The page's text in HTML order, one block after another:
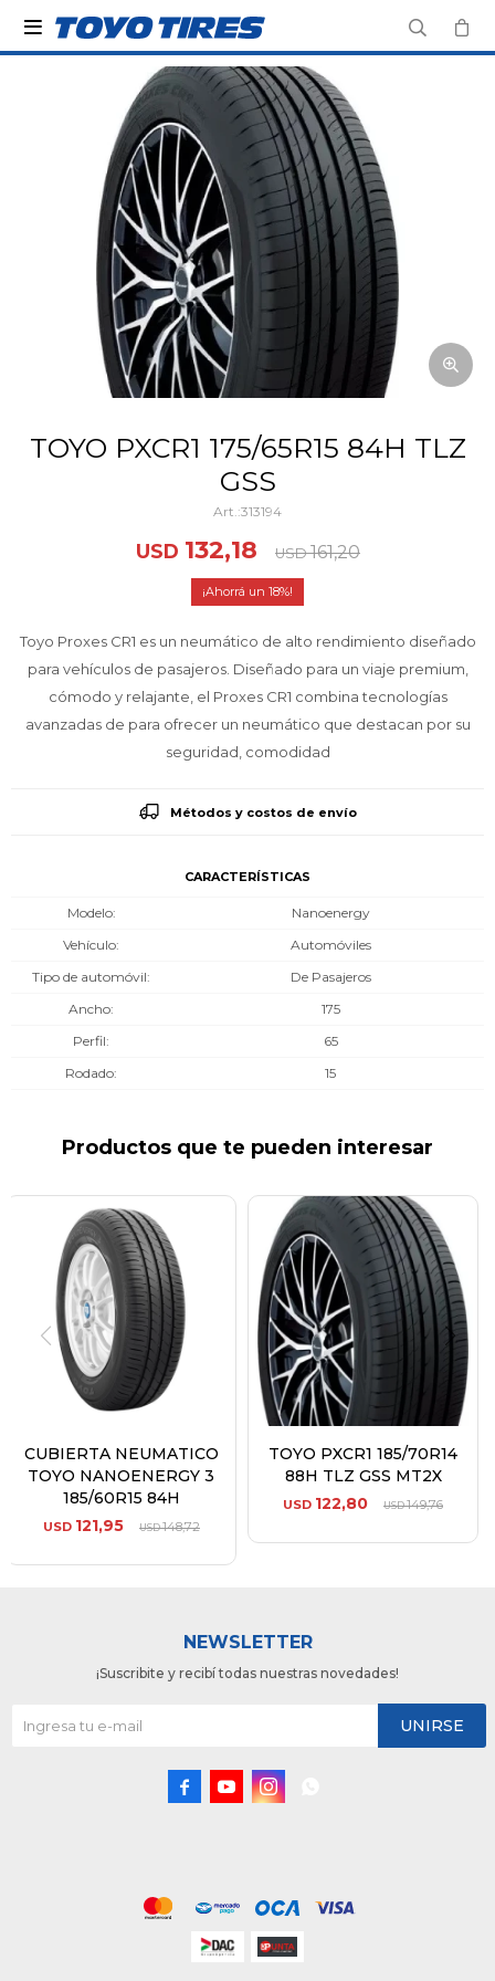

TOYO PXCR1 175/65R15 84H TLZ
GSS
313194
USD 132,18 USD 161,20
18
Toyo Proxes CR1 es un neumático de alto rendimiento diseñado
para vehículos de pasajeros. Diseñado para un viaje premium,
cómodo y relajante, el Proxes CR1 combina tecnologías
avanzadas de para ofrecer un neumático que destacan por su
seguridad, comodidad
Métodos y costos de envío
CARACTERÍSTICAS
Modelo
Nanoenergy
Vehículo
Automóviles
Tipo de automóvil
De Pasajeros
Ancho
175
Perfil
65
Rodado
15
Productos que te pueden interesar
CUBIERTA NEUMATICO
TOYO NANOENERGY 3
185/60R15 84H
USD 121,95 USD148,72
TOYO PXCR1 185/70R14
88H TLZ GSS MT2X
USD 122,80 USD149,76
NEWSLETTER
¡Suscribite y recibí todas nuestras novedades!
UNIRSE
  